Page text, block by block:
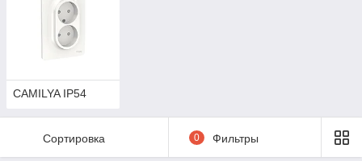
CAMILYA IP54
Сортировка 0 Фильтры